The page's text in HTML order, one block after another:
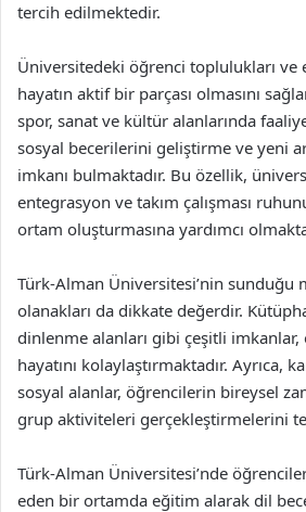
tercih edilmektedir.
Üniversitedeki öğrenci toplulukları ve
hayatın aktif bir parçası olmasını
spor, sanat ve kültür alanlarında
sosyal becerilerini geliştirme ve yeni
imkanı bulmaktadır. Bu özellik,
entegrasyon ve takım çalışması
ortam oluşturmasına yardımcı
Türk-Alman Üniversitesi’nin sunduğu
olanakları da dikkate değerdir.
dinlenme alanları gibi çeşitli
hayatını kolaylaştırmaktadır. Ayrıca,
sosyal alanlar, öğrencilerin bireysel
grup aktiviteleri gerçekleştirmelerini
Türk-Alman Üniversitesi’nde
eden bir ortamda eğitim alarak dil